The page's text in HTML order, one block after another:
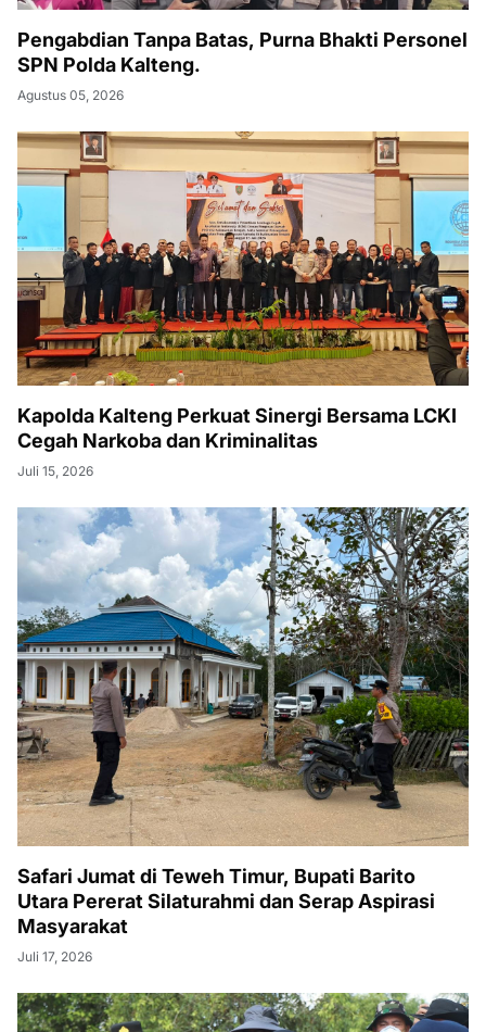
Pengabdian Tanpa Batas, Purna Bhakti Personel
SPN Polda Kalteng.
Agustus 05, 2026
Kapolda Kalteng Perkuat Sinergi Bersama LCKI
Cegah Narkoba dan Kriminalitas
Juli 15, 2026
Safari Jumat di Teweh Timur, Bupati Barito
Utara Pererat Silaturahmi dan Serap Aspirasi
Masyarakat
Juli 17, 2026